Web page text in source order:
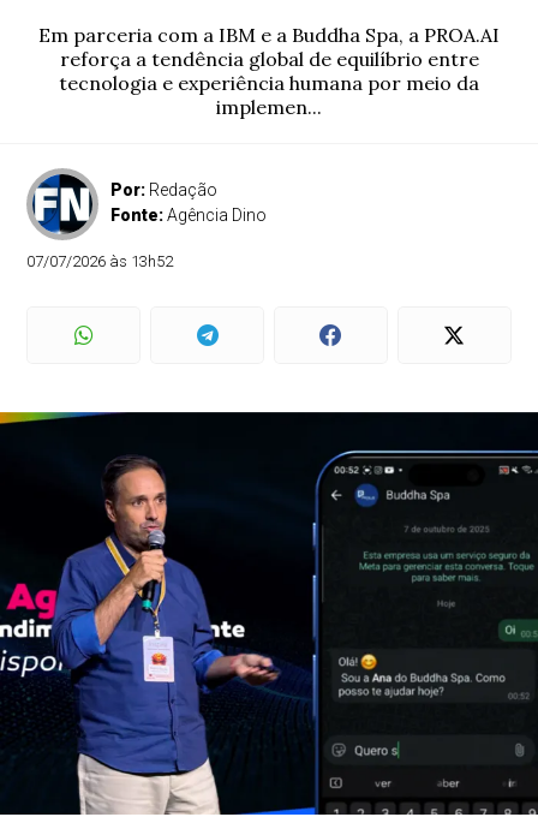
Em parceria com a IBM e a Buddha Spa, a PROA.AI
reforça a tendência global de equilíbrio entre
tecnologia e experiência humana por meio da
implemen...
Por: Redação
Fonte:Agência Dino
07/07/2026 às 13h52